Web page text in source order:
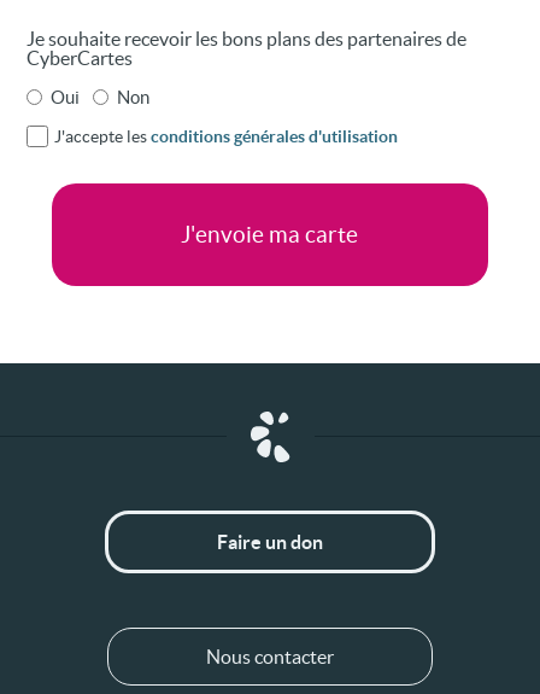
Je souhaite recevoir les bons plans des partenaires de
CyberCartes
Oui Non
J'accepte lesconditions générales d'utilisation
Faire un don
Nous contacter